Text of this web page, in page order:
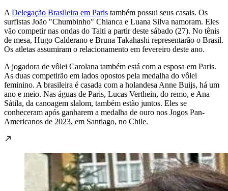
A Delegação Brasileira em Paris também possui seus casais. Os
surfistas João "Chumbinho" Chianca e Luana Silva namoram. Eles
vão competir nas ondas do Taiti a partir deste sábado (27). No tênis
de mesa, Hugo Calderano e Bruna Takahashi representarão o Brasil.
Os atletas assumiram o relacionamento em fevereiro deste ano.
A jogadora de vôlei Carolana também está com a esposa em Paris.
As duas competirão em lados opostos pela medalha do vôlei
feminino. A brasileira é casada com a holandesa Anne Buijs, há um
ano e meio. Nas águas de Paris, Lucas Verthein, do remo, e Ana
Sátila, da canoagem slalom, também estão juntos. Eles se
conheceram após ganharem a medalha de ouro nos Jogos Pan-
Americanos de 2023, em Santiago, no Chile.